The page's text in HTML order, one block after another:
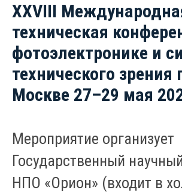
XXVIII
техническая
фотоэлектронике и
технического зрения
Москве 27–29 мая
Мероприятие организует
Государственный
НПО «Орион» (входит в